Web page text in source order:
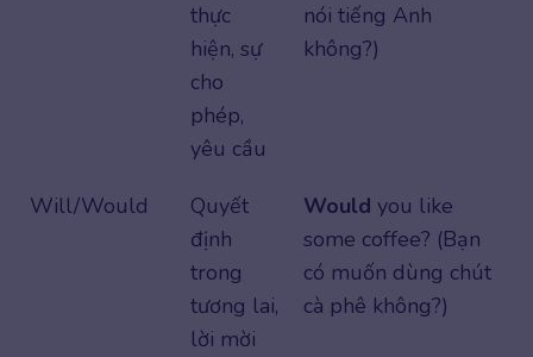
thực
hiện, sự
cho
phép,
yêu cầu
nói tiếng Anh
không?)
Will/Would
Quyết
định
trong
tương lai,
lời mời
Would you like
some coffee? (Bạn
có muốn dùng chút
cà phê không?)